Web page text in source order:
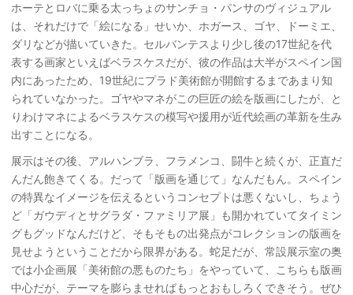
ホーテとロバに乗る太っちょのサンチョ・パンサのヴィジュアル
は、それだけで「絵になる」せいか、ホガース、ゴヤ、ドーミエ、
ダリなどが描いていきた。セルバンテスより少し後の17世紀を代
表する画家といえばベラスケスだが、彼の作品は大半がスペイン国
内にあったため、19世紀にプラド美術館が開館するまであまり知
られていなかった。ゴヤやマネがこの巨匠の絵を版画にしたが、と
りわけマネによるベラスケスの模写や援用が近代絵画の革新を生み
出すことになる。
展示はその後、アルハンブラ、フラメンコ、闘牛と続くが、正直だ
んだん飽きてくる。だって「版画を通じて」なんだもん。スペイン
の特異なイメージを伝えるというコンセプトは悪くないし、ちょう
ど「ガウディとサグラダ・ファミリア展」も開かれていてタイミン
グもグッドなんだけど、そもそもの出発点がコレクションの版画を
見せようということだから限界がある。蛇足だが、常設展示室の奥
では小企画展「美術館の悪ものたち」をやっていて、こちらも版画
中心だが、テーマを膨らませればもっとおもしろくできそう。ぜひ